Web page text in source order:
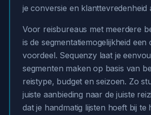
je conversie en klanttevredenheid
Voor reisbureaus met meerdere
is de segmentatiemogelijkheid een
voordeel. Sequenzy laat je
segmenten maken op basis van
reistype, budget en seizoen. Zo
juiste aanbieding naar de juiste
dat je handmatig lijsten hoeft bij te